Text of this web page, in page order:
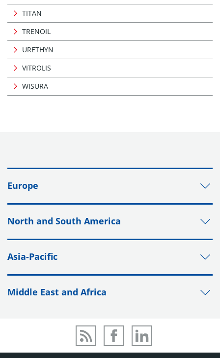
TITAN
TRENOIL
URETHYN
VITROLIS
WISURA
Europe
North and South America
Asia-Pacific
Middle East and Africa